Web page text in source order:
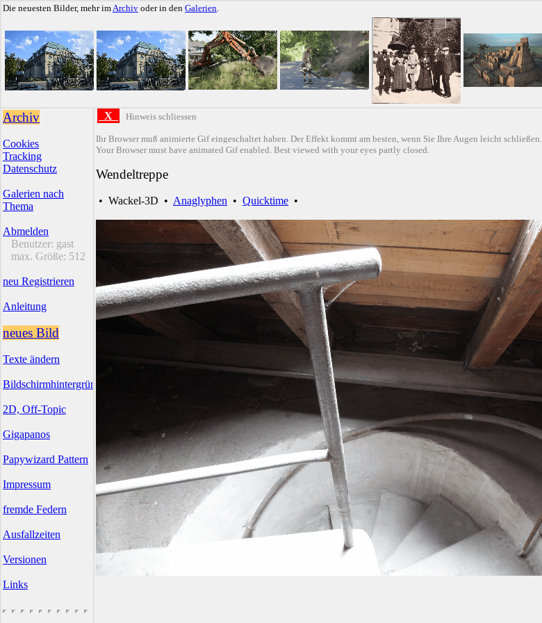
Die neuesten Bilder, mehr imArchiv oder in den Galerien.
Archiv
Cookies
Tracking
Datenschutz
Galerien nach
Thema
Abmelden
Benutzer: gast
max. Größe: 512
neu Registrieren
Anleitung
neues Bild
Texte ändern
Bildschirmhintergründe
2D, Off-Topic
Gigapanos
Papywizard Pattern
Impressum
fremde Federn
Ausfallzeiten
Versionen
Links
X Hinweis schliessen
Ihr Browser muß animierte Gif eingeschaltet haben. Der Effekt kommt am besten, wenn Sie Ihre Augen leicht schließen.
Your Browser must have animated Gif enabled. Best viewed with your eyes partly closed.
Wendeltreppe
• Wackel-3D • Anaglyphen • Quicktime •